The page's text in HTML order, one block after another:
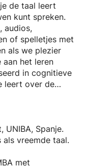
kunt spreken.
audios,
of spelletjes met
als we plezier
aan het leren
in cognitieve
leert over de
UNIBA, Spanje.
als vreemde taal.
met